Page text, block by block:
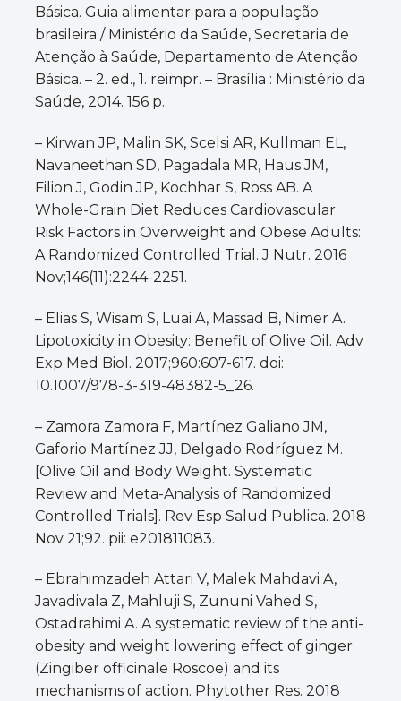
Básica. Guia alimentar para a população
brasileira / Ministério da Saúde, Secretaria de
Atenção à Saúde, Departamento de Atenção
Básica. – 2. ed., 1. reimpr. – Brasília : Ministério da
Saúde, 2014. 156 p.
– Kirwan JP, Malin SK, Scelsi AR, Kullman EL,
Navaneethan SD, Pagadala MR, Haus JM,
Filion J, Godin JP, Kochhar S, Ross AB. A
Whole-Grain Diet Reduces Cardiovascular
Risk Factors in Overweight and Obese Adults:
A Randomized Controlled Trial. J Nutr. 2016
Nov;146(11):2244-2251.
– Elias S, Wisam S, Luai A, Massad B, Nimer A.
Lipotoxicity in Obesity: Benefit of Olive Oil. Adv
Exp Med Biol. 2017;960:607-617. doi:
10.1007/978-3-319-48382-5_26.
– Zamora Zamora F, Martínez Galiano JM,
Gaforio Martínez JJ, Delgado Rodríguez M.
[Olive Oil and Body Weight. Systematic
Review and Meta-Analysis of Randomized
Controlled Trials]. Rev Esp Salud Publica. 2018
Nov 21;92. pii: e201811083.
– Ebrahimzadeh Attari V, Malek Mahdavi A,
Javadivala Z, Mahluji S, Zununi Vahed S,
Ostadrahimi A. A systematic review of the anti-
obesity and weight lowering effect of ginger
(Zingiber officinale Roscoe) and its
mechanisms of action. Phytother Res. 2018